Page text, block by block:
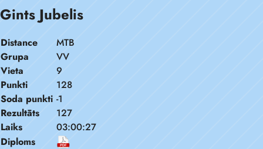
Gints Jubelis
Distance
MTB
Grupa
VV
Vieta
9
Punkti
128
Soda punkti -1
Rezultāts
127
Laiks
03:00:27
Diploms